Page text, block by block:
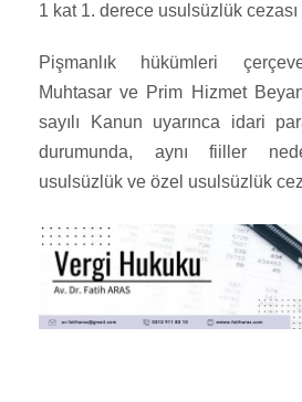
1 kat 1. derece usulsüzlük cezası
Pişmanlık hükümleri
Muhtasar ve Prim Hizmet
sayılı Kanun uyarınca idari
durumunda, aynı fiiller
usulsüzlük ve özel usulsüzlük